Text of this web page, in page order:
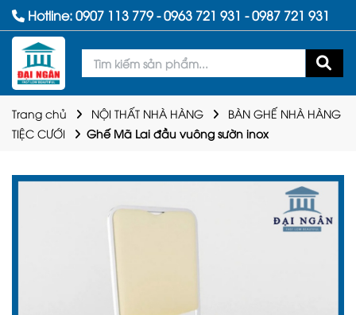
Hotline:0907 113 779-0963 721 931 -0987 721 931
Trang chủ NỘI THẤT NHÀ HÀNG
BÀN GHẾ NHÀ HÀNG
TIỆC CƯỚI
Ghế Mã Lai đầu vuông sườn inox